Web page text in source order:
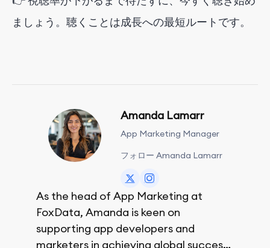
ましょう。聴くことは成長への最短ルートです。
Amanda Lamarr
App Marketing Manager
フォロー Amanda Lamarr
As the head of App Marketing at
FoxData, Amanda is keen on
supporting app developers and
marketers in achieving global success,